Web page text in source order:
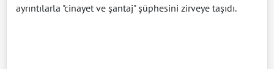
ayrıntılarla "cinayet ve şantaj" şüphesini zirveye taşıdı.